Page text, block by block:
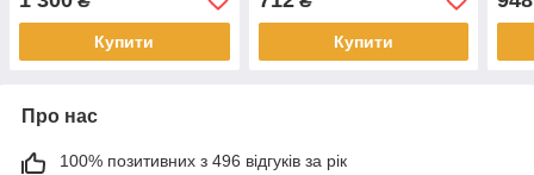
Купити Купити
Про нас
100% позитивних з 496 відгуків за рік